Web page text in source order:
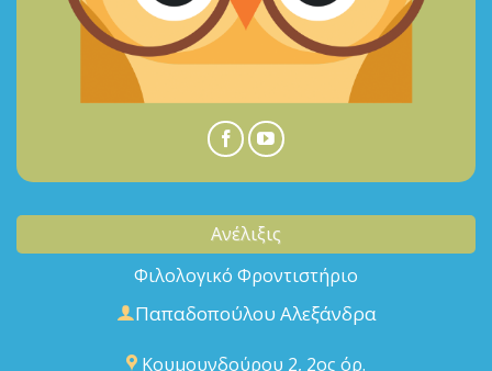
Ανέλιξις
Φιλολογικό Φροντιστήριο
Παπαδοπούλου Αλεξάνδρα
Κουμουνδούρου 2, 2ος όρ.